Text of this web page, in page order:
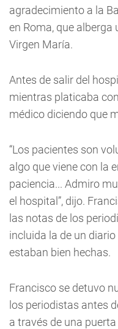
agradecimiento a la
en Roma, que
Virgen María.
Antes de salir del
mientras platicaba
médico diciendo que
“Los pacientes son
algo que viene con la
paciencia... Admiro
el hospital”, dijo.
las notas de los
incluida la de un
estaban bien hechas.
Francisco se detuvo
los periodistas antes
a través de una